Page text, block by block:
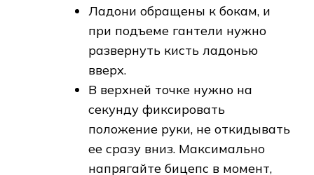
Ладони обращены к бокам, и
при подъеме гантели нужно
развернуть кисть ладонью
вверх.
В верхней точке нужно на
секунду фиксировать
положение руки, не откидывать
ее сразу вниз. Максимально
напрягайте бицепс в момент,